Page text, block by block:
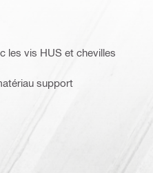
les vis HUS et chevilles
support